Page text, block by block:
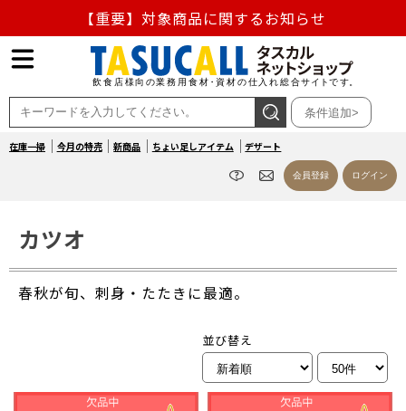
【重要】対象商品に関するお知らせ
【重要】熊本地震の影響による商品出荷停止のお知らせ
熊本県熊本地方を震源とする地震の影響によるお荷物のお
届け遅延について
条件追加>
在庫一掃 今月の特売 新商品 ちょい足しアイテム デザート
会員登録 ログイン
カツオ
春秋が旬、刺身・たたきに最適。
並び替え